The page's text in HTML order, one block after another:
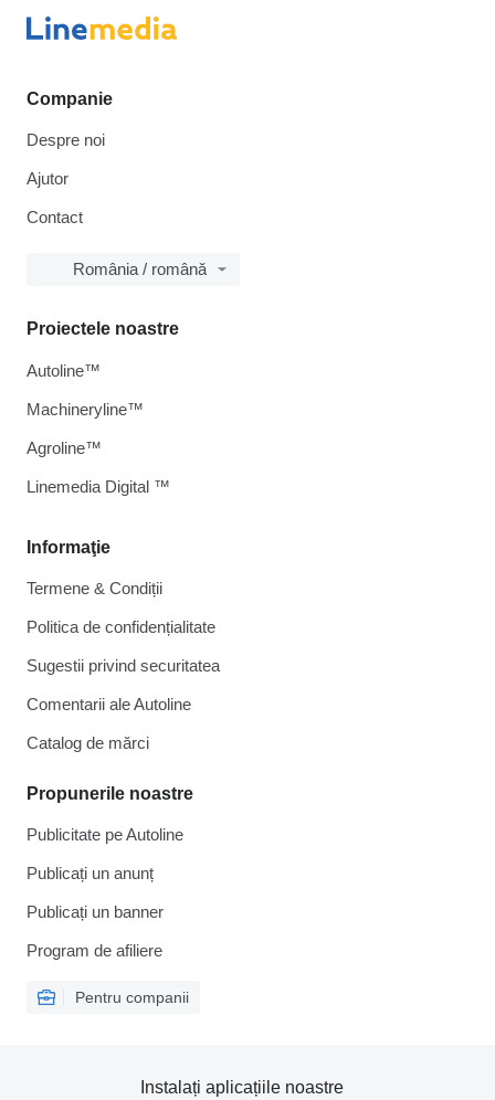
Companie
Despre noi
Ajutor
Contact
România / română
Informaţie
Termene & Condiții
Politica de confidențialitate
Sugestii privind securitatea
Comentarii ale Autoline
Catalog de mărcі
Propunerile noastre
Publicitate pe Autoline
Publicați un anunț
Publicați un banner
Program de afiliere
Pentru companii
Proiectele noastre
Autoline™
Machineryline™
Agroline™
Linemedia Digital ™
Instalați aplicațiile noastre